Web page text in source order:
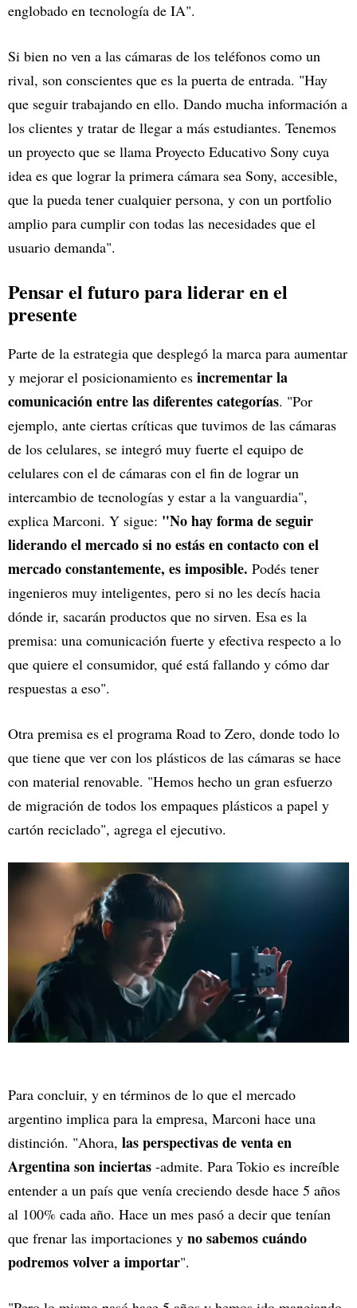
englobado en tecnología de IA".
Si bien no ven a las cámaras de los teléfonos como un
rival, son conscientes que es la puerta de entrada. "Hay
que seguir trabajando en ello. Dando mucha información a
los clientes y tratar de llegar a más estudiantes. Tenemos
un proyecto que se llama Proyecto Educativo Sony cuya
idea es que lograr la primera cámara sea Sony, accesible,
que la pueda tener cualquier persona, y con un portfolio
amplio para cumplir con todas las necesidades que el
usuario demanda".
Pensar el futuro para liderar en el
presente
Parte de la estrategia que desplegó la marca para aumentar
y mejorar el posicionamiento es incrementar la
comunicación entre las diferentes categorías. "Por
ejemplo, ante ciertas críticas que tuvimos de las cámaras
de los celulares, se integró muy fuerte el equipo de
celulares con el de cámaras con el fin de lograr un
intercambio de tecnologías y estar a la vanguardia",
explica Marconi. Y sigue: "No hay forma de seguir
liderando el mercado si no estás en contacto con el
mercado constantemente, es imposible. Podés tener
ingenieros muy inteligentes, pero si no les decís hacia
dónde ir, sacarán productos que no sirven. Esa es la
premisa: una comunicación fuerte y efectiva respecto a lo
que quiere el consumidor, qué está fallando y cómo dar
respuestas a eso".
Otra premisa es el programa Road to Zero, donde todo lo
que tiene que ver con los plásticos de las cámaras se hace
con material renovable. "Hemos hecho un gran esfuerzo
de migración de todos los empaques plásticos a papel y
cartón reciclado", agrega el ejecutivo.
Para concluir, y en términos de lo que el mercado
argentino implica para la empresa, Marconi hace una
distinción. "Ahora, las perspectivas de venta en
Argentina son inciertas -admite. Para Tokio es increíble
entender a un país que venía creciendo desde hace 5 años
al 100% cada año. Hace un mes pasó a decir que tenían
que frenar las importaciones y no sabemos cuándo
podremos volver a importar".